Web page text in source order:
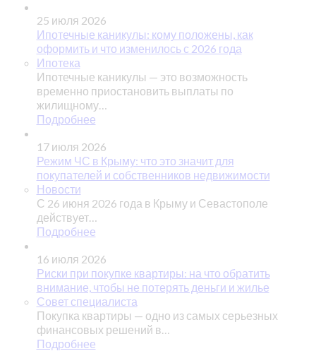
25 июля 2026
Ипотечные каникулы: кому положены, как
оформить и что изменилось с 2026 года
Ипотека
Ипотечные каникулы — это возможность
временно приостановить выплаты по
жилищному…
Подробнее
17 июля 2026
Режим ЧС в Крыму: что это значит для
покупателей и собственников недвижимости
Новости
С 26 июня 2026 года в Крыму и Севастополе
действует…
Подробнее
16 июля 2026
Риски при покупке квартиры: на что обратить
внимание, чтобы не потерять деньги и жилье
Совет специалиста
Покупка квартиры — одно из самых серьезных
финансовых решений в…
Подробнее